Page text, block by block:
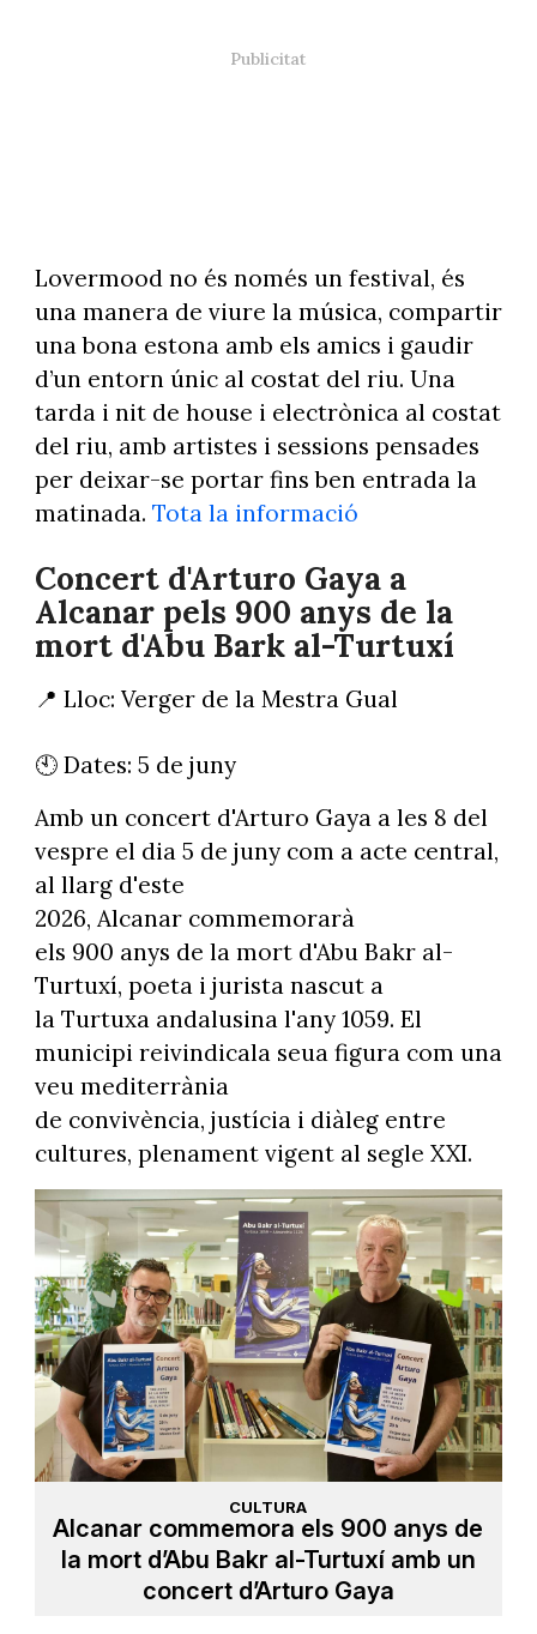
Lovermood no és només un festival, és
una manera de viure la música, compartir
una bona estona amb els amics i gaudir
d’un entorn únic al costat del riu. Una
tarda i nit de house i electrònica al costat
del riu, amb artistes i sessions pensades
per deixar-se portar fins ben entrada la
matinada. Tota la informació
Concert d'Arturo Gaya a
Alcanar pels 900 anys de la
mort d'Abu Bark al-Turtuxí
📍 Lloc: Verger de la Mestra Gual
🕙 Dates: 5 de juny
Amb un concert d'Arturo Gaya a les 8 del
vespre el dia 5 de juny com a acte central,
al llarg d'este
2026, Alcanar commemorarà
els 900 anys de la mort d'Abu Bakr al-
Turtuxí, poeta i jurista nascut a
la Turtuxa andalusina l'any 1059. El
municipi reivindicala seua figura com una
veu mediterrània
de convivència, justícia i diàleg entre
cultures, plenament vigent al segle XXI.
CULTURA
Alcanar commemora els 900 anys de
la mort d’Abu Bakr al-Turtuxí amb un
concert d’Arturo Gaya